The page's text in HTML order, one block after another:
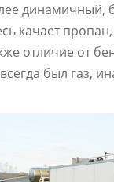
динамичный,
качает
отличие от
был газ,